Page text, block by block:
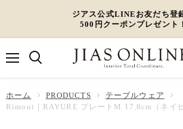
ジアス公式LINEお友だち登
500円クーポンプレゼント！
ー
ホーム PRODUCTS
テーブルウェア
Rimout｜RAYURE プレートM 17.8cm（ネイ